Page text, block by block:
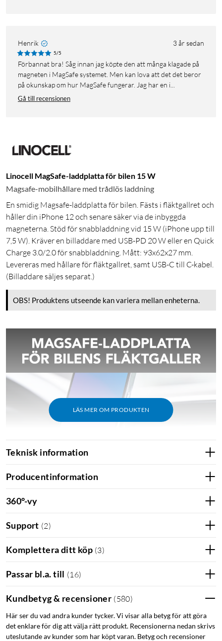
Henrik 3 år sedan
5/5
Förbannat bra! Såg innan jag köpte den att många klagade på
magneten i MagSafe systemet. Men kan lova att det det beror
på okunskap om hur MagSafe fungerar. Jag har en i...
Gå till recensionen
Linocell MagSafe-laddplatta för bilen 15 W
Magsafe-mobilhållare med trådlös laddning
En smidig Magsafe-laddplatta för bilen. Fästs i fläktgallret och
håller din iPhone 12 och senare säker via de inbyggda
magneterna. Stöd för snabbladdning vid 15 W (iPhone upp till
7,5 W). Kräver en billaddare med USB-PD 20 W eller en Quick
Charge 3.0/2.0 för snabbladdning. Mått: 93x62x27 mm.
Levereras med hållare för fläktgallret, samt USB-C till C-kabel.
(Billaddare säljes separat.)
OBS! Produktens utseende kan variera mellan enheterna.
LÄS MER OM PRODUKTEN
hålla den mot bilhållaren. De inbyggda magneterna i iPhone
laddaren och håller den säkert kvar på plats. Med den
inbyggda trådlösa laddaren passar du även på att fylla på
Teknisk information
Producentinformation
360°-vy
Support (2)
Komplettera ditt köp (3)
Passar bl.a. till (16)
Kundbetyg & recensioner (580)
Här ser du vad andra kunder tycker. Vi visar alla betyg för att göra
det enklare för dig att välja rätt produkt. Recensionerna nedan skrivs
uteslutande av kunder som har köpt varan. Betyg och recensioner